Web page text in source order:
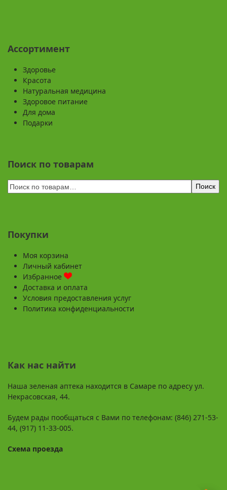
Ассортимент
Здоровье
Красота
Натуральная медицина
Здоровое питание
Для дома
Подарки
Поиск по товарам
Поиск
Покупки
Моя корзина
Личный кабинет
Избранное
Доставка и оплата
Условия предоставления услуг
Политика конфиденциальности
Как нас найти
Наша зеленая аптека находится в Самаре по адресу ул.
Некрасовская, 44.
Будем рады пообщаться с Вами по телефонам: (846) 271-53-
44, (917) 11-33-005.
Схема проезда